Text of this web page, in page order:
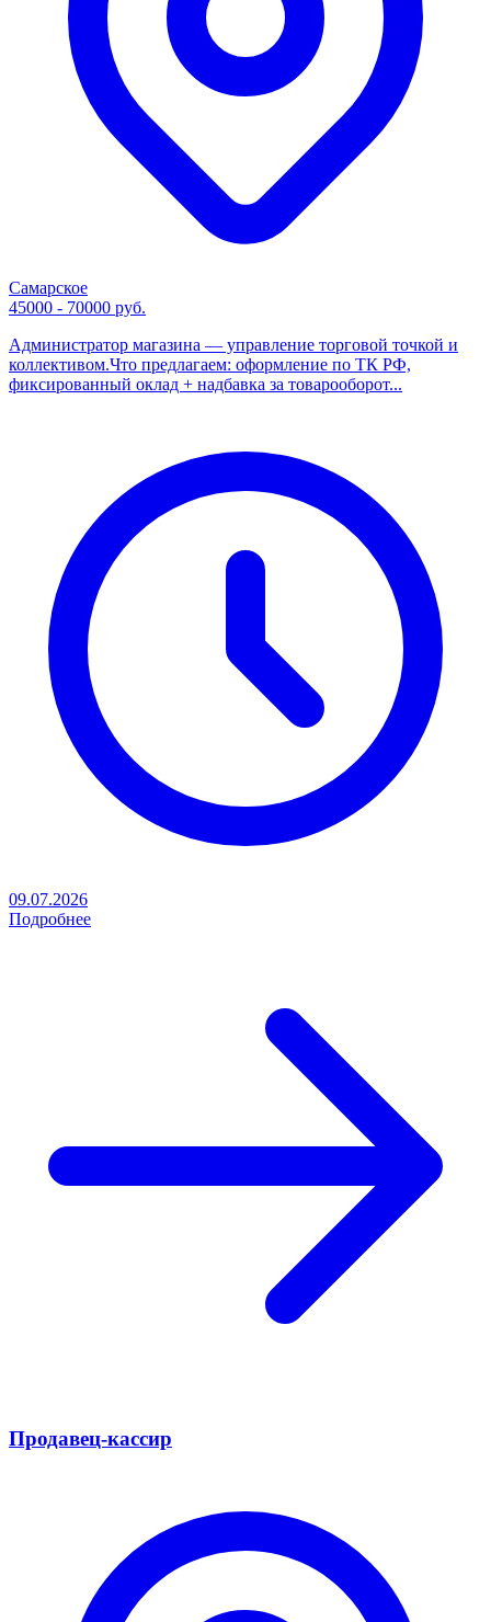
Самарское
45000 - 70000 руб.
Администратор магазина — управление торговой точкой и
коллективом.Что предлагаем: оформление по ТК РФ,
фиксированный оклад + надбавка за товарооборот...
09.07.2026
Подробнее
Продавец-кассир